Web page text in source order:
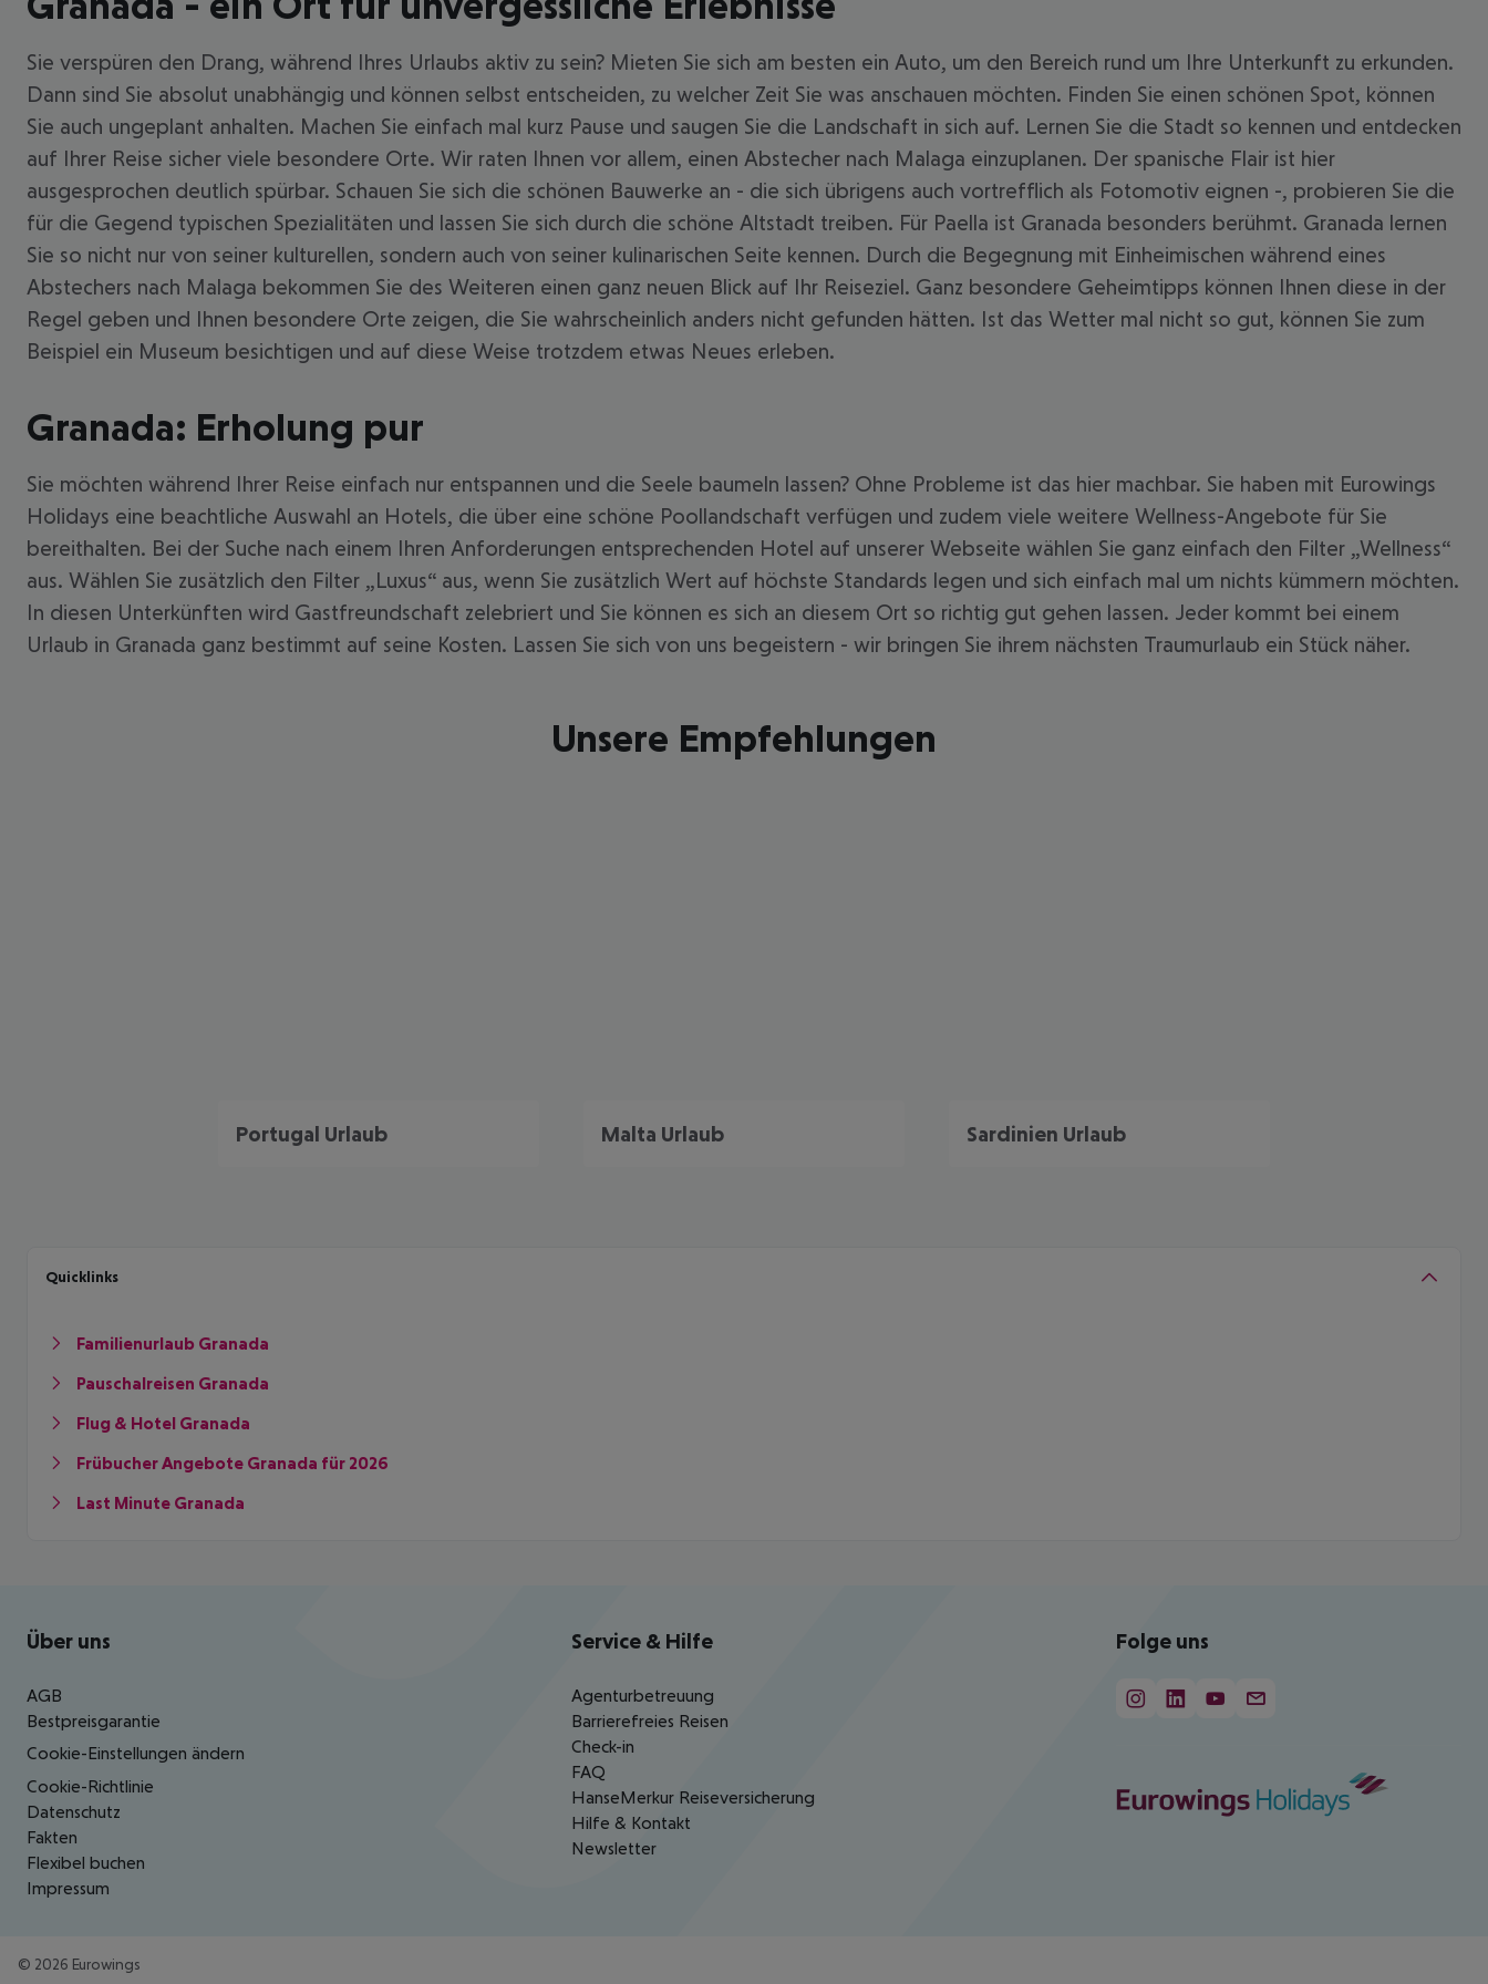
Sie verspüren den Drang, während Ihres Urlaubs aktiv zu sein? Mieten Sie sich am besten ein Auto, um den Bereich rund um Ihre Unterkunft zu erkunden.
Dann sind Sie absolut unabhängig und können selbst entscheiden, zu welcher Zeit Sie was anschauen möchten. Finden Sie einen schönen Spot, können
Sie auch ungeplant anhalten. Machen Sie einfach mal kurz Pause und saugen Sie die Landschaft in sich auf. Lernen Sie die Stadt so kennen und entdecken
auf Ihrer Reise sicher viele besondere Orte. Wir raten Ihnen vor allem, einen Abstecher nach Malaga einzuplanen. Der spanische Flair ist hier
ausgesprochen deutlich spürbar. Schauen Sie sich die schönen Bauwerke an - die sich übrigens auch vortrefflich als Fotomotiv eignen -, probieren Sie die
für die Gegend typischen Spezialitäten und lassen Sie sich durch die schöne Altstadt treiben. Für Paella ist Granada besonders berühmt. Granada lernen
Sie so nicht nur von seiner kulturellen, sondern auch von seiner kulinarischen Seite kennen. Durch die Begegnung mit Einheimischen während eines
Abstechers nach Malaga bekommen Sie des Weiteren einen ganz neuen Blick auf Ihr Reiseziel. Ganz besondere Geheimtipps können Ihnen diese in der
Regel geben und Ihnen besondere Orte zeigen, die Sie wahrscheinlich anders nicht gefunden hätten. Ist das Wetter mal nicht so gut, können Sie zum
Beispiel ein Museum besichtigen und auf diese Weise trotzdem etwas Neues erleben.
Granada: Erholung pur
Sie möchten während Ihrer Reise einfach nur entspannen und die Seele baumeln lassen? Ohne Probleme ist das hier machbar. Sie haben mit Eurowings
Holidays eine beachtliche Auswahl an Hotels, die über eine schöne Poollandschaft verfügen und zudem viele weitere Wellness-Angebote für Sie
bereithalten. Bei der Suche nach einem Ihren Anforderungen entsprechenden Hotel auf unserer Webseite wählen Sie ganz einfach den Filter „Wellness“
aus. Wählen Sie zusätzlich den Filter „Luxus“ aus, wenn Sie zusätzlich Wert auf höchste Standards legen und sich einfach mal um nichts kümmern möchten.
In diesen Unterkünften wird Gastfreundschaft zelebriert und Sie können es sich an diesem Ort so richtig gut gehen lassen. Jeder kommt bei einem
Urlaub in Granada ganz bestimmt auf seine Kosten. Lassen Sie sich von uns begeistern - wir bringen Sie ihrem nächsten Traumurlaub ein Stück näher.
Unsere Empfehlungen
Portugal Urlaub Malta Urlaub Sardinien Urlaub
Quicklinks
Familienurlaub Granada
Pauschalreisen Granada
Flug & Hotel Granada
Frübucher Angebote Granada für 2026
Last Minute Granada
Footer navigation
Über uns
AGB
Bestpreisgarantie
Cookie-Einstellungen ändern
Cookie-Richtlinie
Datenschutz
Fakten
Flexibel buchen
Impressum
Service & Hilfe
Agenturbetreuung
Barrierefreies Reisen
Check-in
FAQ
HanseMerkur Reiseversicherung
Hilfe & Kontakt
Newsletter
Folge uns
© 2026 Eurowings